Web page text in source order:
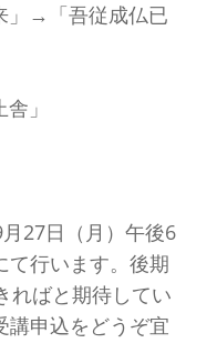
」→「吾従成仏已
」
27日（月）午後6
て行います。後期
ればと期待してい
講申込をどうぞ宜